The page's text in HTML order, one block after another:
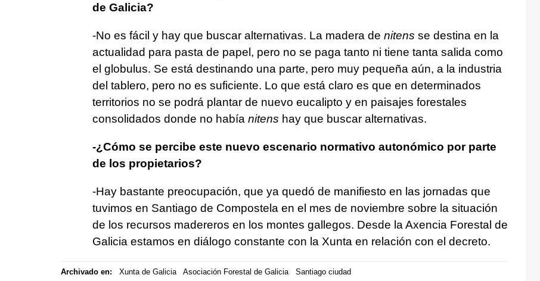
de Galicia?
-No es fácil y hay que buscar alternativas. La madera de nitens se destina en la
actualidad para pasta de papel, pero no se paga tanto ni tiene tanta salida como
el globulus. Se está destinando una parte, pero muy pequeña aún, a la industria
del tablero, pero no es suficiente. Lo que está claro es que en determinados
territorios no se podrá plantar de nuevo eucalipto y en paisajes forestales
consolidados donde no había nitens hay que buscar alternativas.
-¿Cómo se percibe este nuevo escenario normativo autonómico por parte
de los propietarios?
-Hay bastante preocupación, que ya quedó de manifiesto en las jornadas que
tuvimos en Santiago de Compostela en el mes de noviembre sobre la situación
de los recursos madereros en los montes gallegos. Desde la Axencia Forestal de
Galicia estamos en diálogo constante con la Xunta en relación con el decreto.
Archivado en: Xunta de Galicia Asociación Forestal de Galicia Santiago ciudad